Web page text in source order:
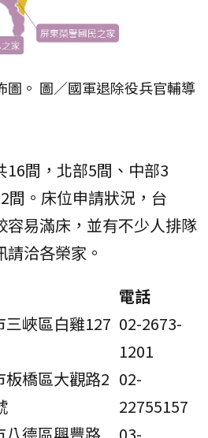
圖。 圖／國軍退除役兵官輔導
16間，北部5間、中部3
間。床位申請狀況，台
容易滿床，並有不少人排隊
洽各榮家。
電話
三峽區白雞127 02-2673-
1201
板橋區大觀路2 02-
22755157